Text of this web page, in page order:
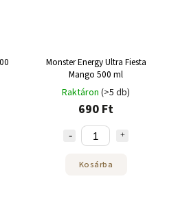
Monster Energy Ultra Fiesta
Mango 500 ml
Raktáron (>5 db)
690 Ft
Kosárba